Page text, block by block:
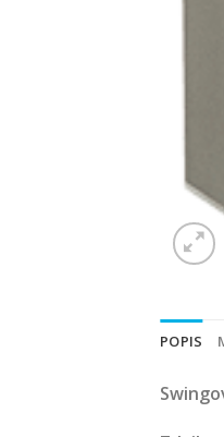
POPIS